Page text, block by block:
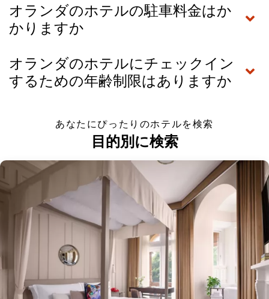
オランダのホテルの駐車料金はか
かりますか
オランダのホテルにチェックイン
するための年齢制限はありますか
あなたにぴったりのホテルを検索
目的別に検索